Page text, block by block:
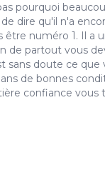
pourquoi
dire qu'il n'a
être numéro 1. Il a
de partout vous
sans doute ce que
de bonnes
confiance vous